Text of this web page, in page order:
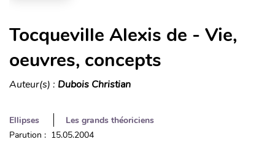
Tocqueville Alexis de - Vie,
oeuvres, concepts
Auteur(s) : Dubois Christian
Ellipses
Les grands théoriciens
Parution : 15.05.2004